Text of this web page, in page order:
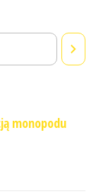
monopodu